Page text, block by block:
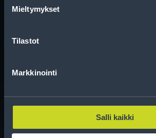
Mieltymykset
Tilastot
Markkinointi
Salli kaikki
Rengasinfo